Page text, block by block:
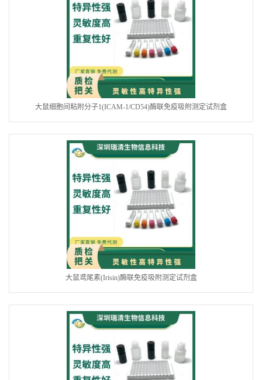
大鼠细胞间粘附分子1(ICAM-1/CD54)酶联免疫吸附测定试剂盒
大鼠鸢尾素(Irisin)酶联免疫吸附测定试剂盒